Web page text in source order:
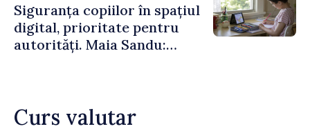
Siguranța copiilor în spațiul
digital, prioritate pentru
autorități. Maia Sandu:
Curs valutar